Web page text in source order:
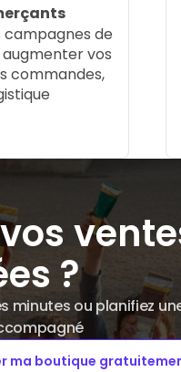
campagnes de
vos
commandes,
?
minutes ou planifiez
ma boutique